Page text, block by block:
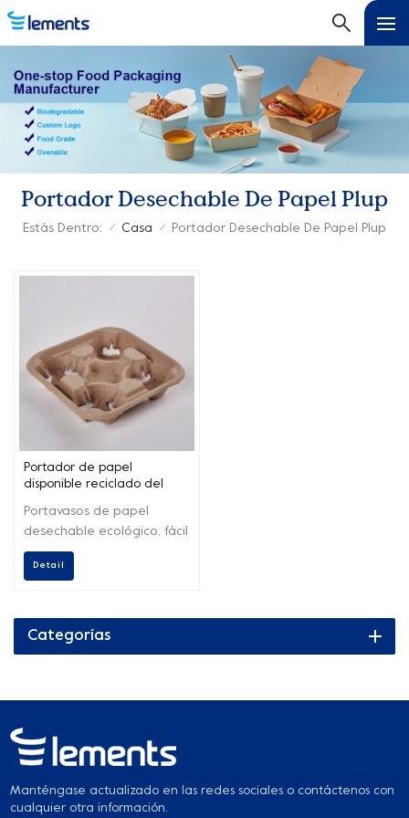
Portador Desechable De Papel Plup
Estás Dentro: / Casa / Portador Desechable De Papel Plup
Portador de papel
disponible reciclado del
taza de papel
Portavasos de papel
desechable ecológico, fácil
de transportar.
Detail
Categorías
Manténgase actualizado en las redes sociales o contáctenos con
cualquier otra información.